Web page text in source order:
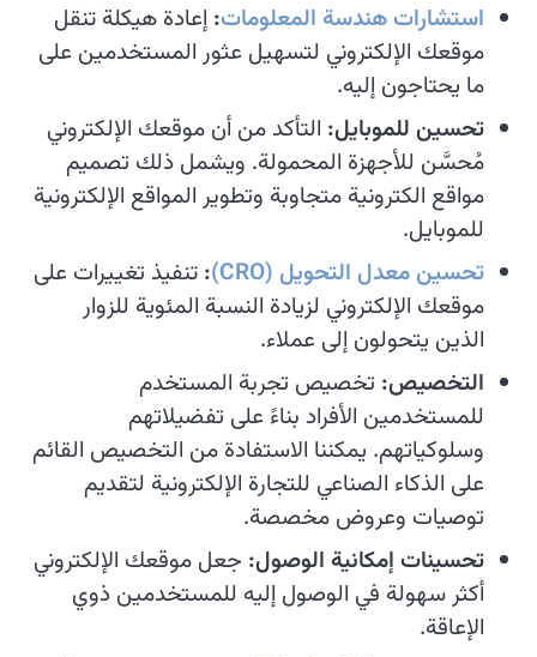
استشارات هندسة المعلومات: إعادة هيكلة تنقل
موقعك الإلكتروني لتسهيل عثور المستخدمين على
ما يحتاجون إليه.
تحسين للموبايل: التأكد من أن موقعك الإلكتروني
مُحسَّن للأجهزة المحمولة. ويشمل ذلك تصميم
مواقع الكترونية متجاوبة وتطوير المواقع الإلكترونية
للموبايل.
تحسين معدل التحويل (CRO)
: تنفيذ تغييرات على
موقعك الإلكتروني لزيادة النسبة المئوية للزوار
الذين يتحولون إلى عملاء.
التخصيص: تخصيص تجربة المستخدم
للمستخدمين الأفراد بناءً على تفضيلاتهم
وسلوكياتهم. يمكننا الاستفادة من التخصيص القائم
على الذكاء الصناعي للتجارة الإلكترونية لتقديم
توصيات وعروض مخصصة.
تحسينات إمكانية الوصول: جعل موقعك الإلكتروني
أكثر سهولة في الوصول إليه للمستخدمين ذوي
الإعاقة.